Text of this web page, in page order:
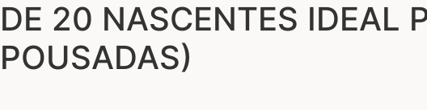
DE 20 NASCENTES IDEAL
POUSADAS)